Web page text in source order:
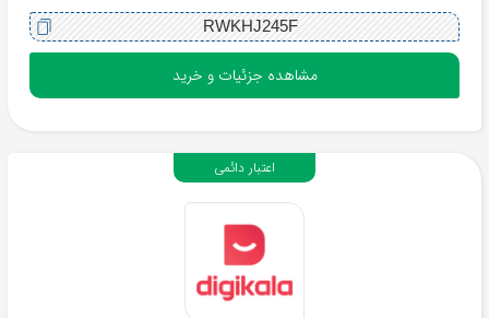
RWKHJ245F
مشاهده جزئیات و خرید
اعتبار دائمی